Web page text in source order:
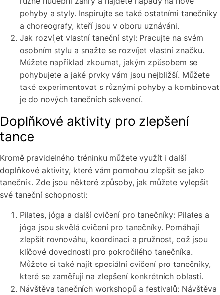
pohyby a styly. Inspirujte se také ostatními tanečníky
a choreografy, kteří jsou v oboru uznáváni.
Jak rozvíjet vlastní taneční styl: Pracujte na svém
osobním stylu a snažte se rozvíjet vlastní značku.
Můžete například zkoumat, jakým způsobem se
pohybujete a jaké prvky vám jsou nejbližší. Můžete
také experimentovat s různými pohyby a kombinovat
je do nových tanečních sekvencí.
Doplňkové aktivity pro zlepšení
tance
Kromě pravidelného tréninku můžete využít i další
doplňkové aktivity, které vám pomohou zlepšit se jako
tanečník. Zde jsou některé způsoby, jak můžete vylepšit
své taneční schopnosti:
Pilates, jóga a další cvičení pro tanečníky: Pilates a
jóga jsou skvělá cvičení pro tanečníky. Pomáhají
zlepšit rovnováhu, koordinaci a pružnost, což jsou
klíčové dovednosti pro pokročilého tanečníka.
Můžete si také najít speciální cvičení pro tanečníky,
které se zaměřují na zlepšení konkrétních oblastí.
Návštěva tanečních workshopů a festivalů: Návštěva